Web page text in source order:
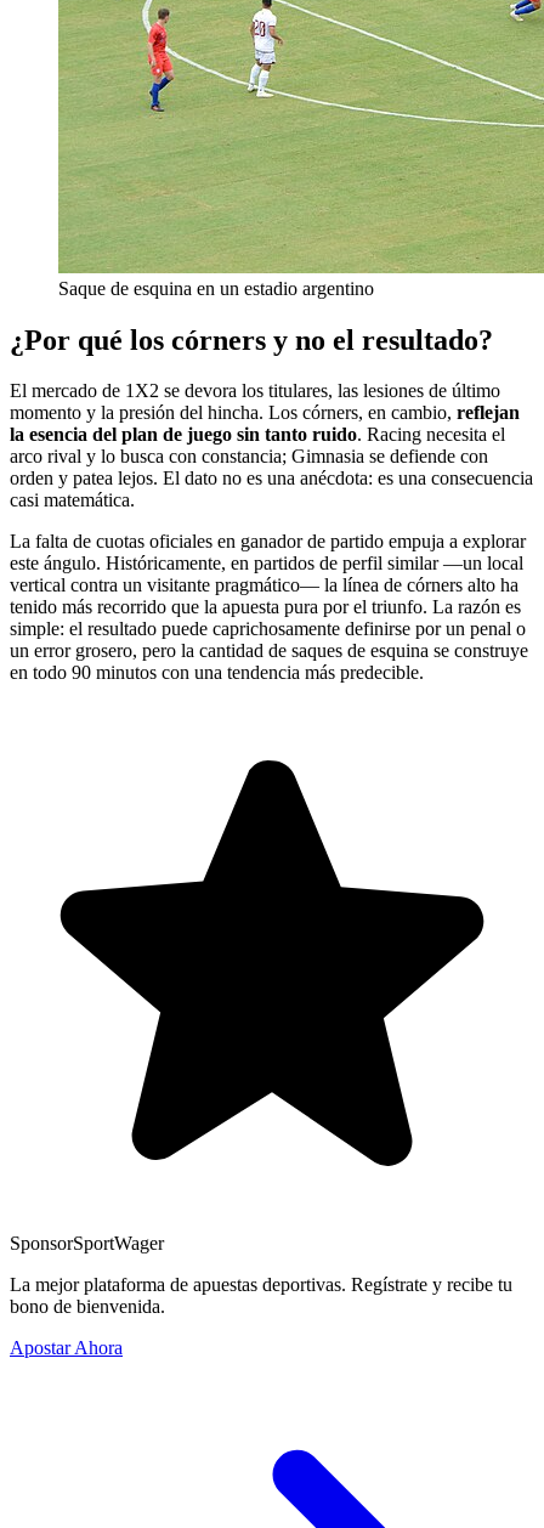
Saque de esquina en un estadio argentino
¿Por qué los córners y no el resultado?
El mercado de 1X2 se devora los titulares, las lesiones de último
momento y la presión del hincha. Los córners, en cambio, reflejan
la esencia del plan de juego sin tanto ruido. Racing necesita el
arco rival y lo busca con constancia; Gimnasia se defiende con
orden y patea lejos. El dato no es una anécdota: es una consecuencia
casi matemática.
La falta de cuotas oficiales en ganador de partido empuja a explorar
este ángulo. Históricamente, en partidos de perfil similar —un local
vertical contra un visitante pragmático— la línea de córners alto ha
tenido más recorrido que la apuesta pura por el triunfo. La razón es
simple: el resultado puede caprichosamente definirse por un penal o
un error grosero, pero la cantidad de saques de esquina se construye
en todo 90 minutos con una tendencia más predecible.
SponsorSportWager
La mejor plataforma de apuestas deportivas. Regístrate y recibe tu
bono de bienvenida.
Apostar Ahora